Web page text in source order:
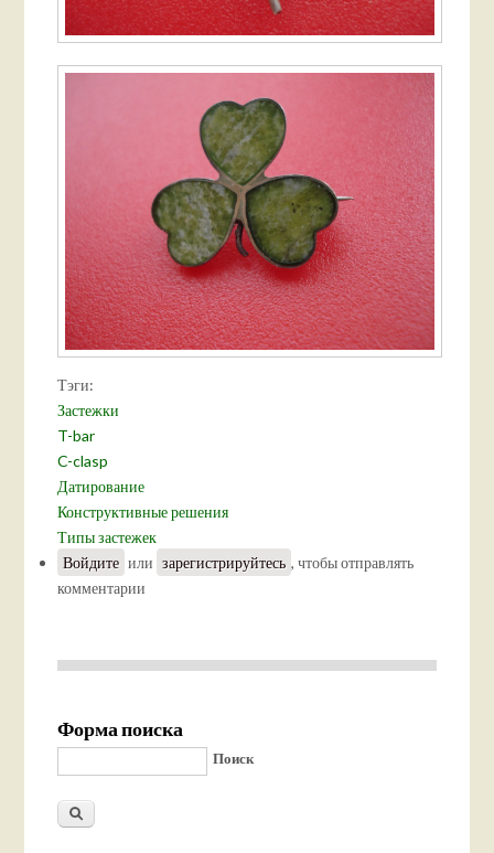
Тэги:
Застежки
T-bar
C-clasp
Датирование
Конструктивные решения
Типы застежек
Войдите или зарегистрируйтесь , чтобы отправлять
комментарии
Форма поиска
Поиск